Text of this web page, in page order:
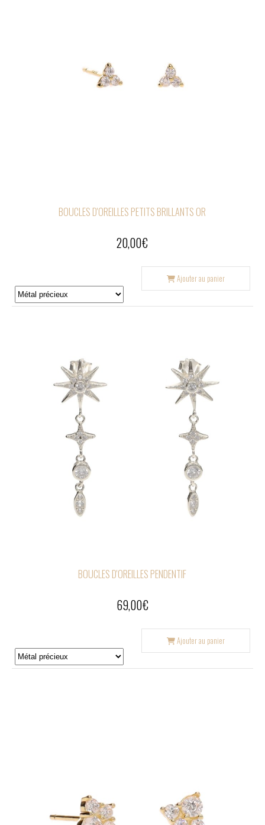
BOUCLES D'OREILLES PETITS BRILLANTS OR
20,00€
Ajouter au panier
BOUCLES D'OREILLES PENDENTIF
69,00€
Ajouter au panier